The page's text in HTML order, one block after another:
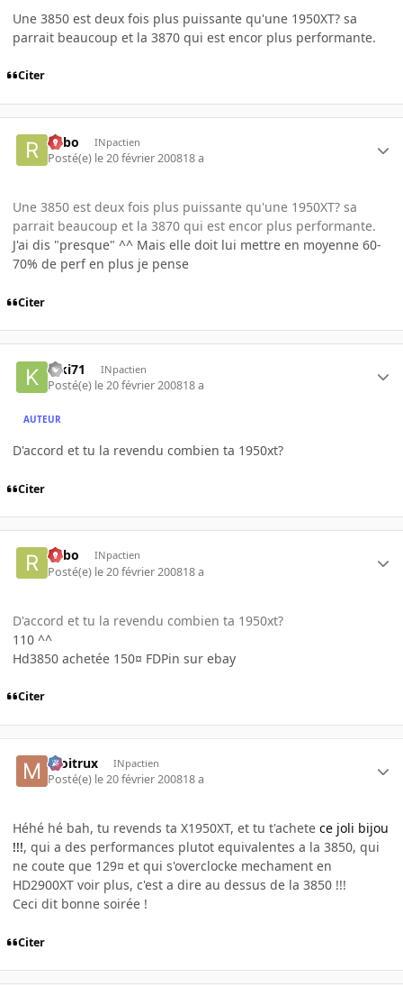
Une 3850 est deux fois plus puissante qu'une 1950XT? sa
parrait beaucoup et la 3870 qui est encor plus performante.
Citer
risbo INpactien
Posté(e) le 20 février 200818 a
Une 3850 est deux fois plus puissante qu'une 1950XT? sa
parrait beaucoup et la 3870 qui est encor plus performante.
J'ai dis "presque" ^^ Mais elle doit lui mettre en moyenne 60-
70% de perf en plus je pense
Citer
kiki71 INpactien
Posté(e) le 20 février 200818 a
AUTEUR
D'accord et tu la revendu combien ta 1950xt?
Citer
risbo INpactien
Posté(e) le 20 février 200818 a
D'accord et tu la revendu combien ta 1950xt?
110 ^^
Hd3850 achetée 150¤ FDPin sur ebay
Citer
moitrux INpactien
Posté(e) le 20 février 200818 a
Héhé hé bah, tu revends ta X1950XT, et tu t'achete ce joli bijou
!!!, qui a des performances plutot equivalentes a la 3850, qui
ne coute que 129¤ et qui s'overclocke mechament en
HD2900XT voir plus, c'est a dire au dessus de la 3850 !!!
Ceci dit bonne soirée !
Citer